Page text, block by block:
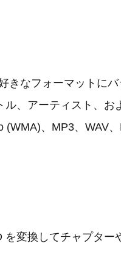
きなフォーマットに
ル、アーティスト、
(WMA)、MP3、WAV
を変換してチャプタ